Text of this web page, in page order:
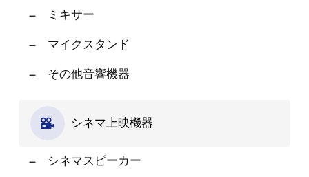
ミキサー
マイクスタンド
その他音響機器
シネマ上映機器
シネマスピーカー